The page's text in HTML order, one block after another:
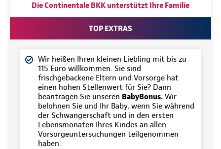
Die Continentale BKK unterstützt Ihre Familie
TOP EXTRAS
Wir heißen Ihren kleinen Liebling mit bis zu
115 Euro willkommen. Sie sind
frischgebackene Eltern und Vorsorge hat
einen hohen Stellenwert für Sie? Dann
beantragen Sie unseren BabyBonus. Wir
belohnen Sie und Ihr Baby, wenn Sie während
der Schwangerschaft und in den ersten
Lebensmonaten Ihres Kindes an allen
Vorsorgeuntersuchungen teilgenommen
haben.